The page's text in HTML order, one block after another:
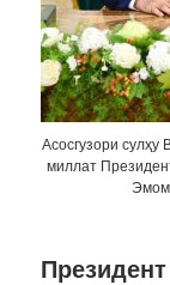
Асосгузори
миллат
Президент